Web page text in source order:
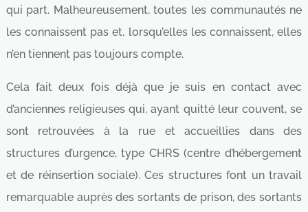
qui part. Malheureusement, toutes les communautés ne
les connaissent pas et, lorsqu’elles les connaissent, elles
n’en tiennent pas toujours compte.
Cela fait deux fois déjà que je suis en contact avec
d’anciennes religieuses qui, ayant quitté leur couvent, se
sont retrouvées à la rue et accueillies dans des
structures d’urgence, type CHRS (centre d’hébergement
et de réinsertion sociale). Ces structures font un travail
remarquable auprès des sortants de prison, des sortants